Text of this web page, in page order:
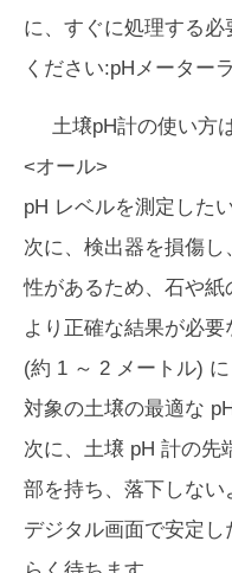
に、すぐに処理する
ください:pHメーター
土壌pH計の使い方
<オール>
pH レベルを測定した
次に、検出器を損傷
性があるため、石や紙
より正確な結果が必
(約 1 ～ 2 メートル)
対象の土壌の最適な
次に、土壌 pH 計の先
部を持ち、落下しな
デジタル画面で安定